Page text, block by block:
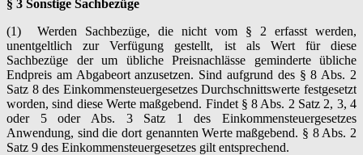
§ 3 Sonstige Sachbezüge
(1) Werden Sachbezüge, die nicht vom § 2 erfasst werden,
unentgeltlich zur Verfügung gestellt, ist als Wert für diese
Sachbezüge der um übliche Preisnachlässe geminderte übliche
Endpreis am Abgabeort anzusetzen. Sind aufgrund des § 8 Abs. 2
Satz 8 des Einkommensteuergesetzes Durchschnittswerte festgesetzt
worden, sind diese Werte maßgebend. Findet § 8 Abs. 2 Satz 2, 3, 4
oder 5 oder Abs. 3 Satz 1 des Einkommensteuergesetzes
Anwendung, sind die dort genannten Werte maßgebend. § 8 Abs. 2
Satz 9 des Einkommensteuergesetzes gilt entsprechend.